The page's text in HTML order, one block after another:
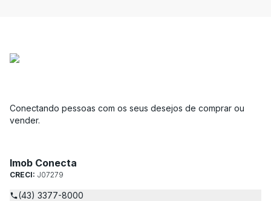
Conectando pessoas com os seus desejos de comprar ou
vender.
Imob Conecta
CRECI: J07279
(43) 3377-8000